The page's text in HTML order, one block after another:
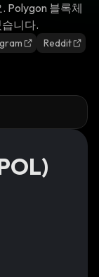
Polygon 블록체
니다.
Reddit